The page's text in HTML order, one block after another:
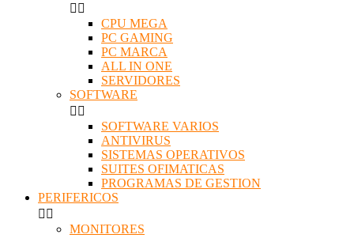
 
CPU MEGA
PC GAMING
PC MARCA
ALL IN ONE
SERVIDORES
SOFTWARE
 
SOFTWARE VARIOS
ANTIVIRUS
SISTEMAS OPERATIVOS
SUITES OFIMATICAS
PROGRAMAS DE GESTION
PERIFERICOS
 
MONITORES